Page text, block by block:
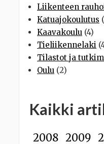
Liikenteen
Katuajokoulutus
Kaavakoulu (4)
Tieliikennelaki
Tilastot ja
Oulu (2)
Kaikki
2008 2009